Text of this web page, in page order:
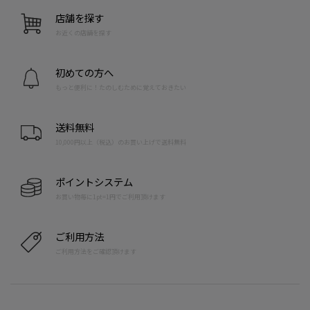
店舗を探す
お近くの店舗を探す
初めての方へ
もっと便利に！たのしむために覚えておきたい
送料無料
10,000円以上（税込）のお買い上げで送料無料
ポイントシステム
お買い物毎に1pt=1円でご利用頂けます
ご利用方法
ご利用方法をご確認頂けます